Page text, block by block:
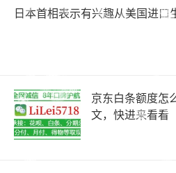
日本首相表示有兴趣从美国进口
京东白条额度怎
文，快进来看看